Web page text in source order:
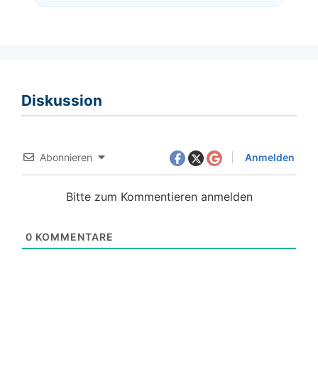
Diskussion
Abonnieren Anmelden
Bitte zum Kommentieren anmelden
0 KOMMENTARE